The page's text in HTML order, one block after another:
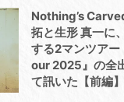
Nothing’s
拓と生形 真一に
する2マンツア
our 2025』の全
て訊いた【前編】